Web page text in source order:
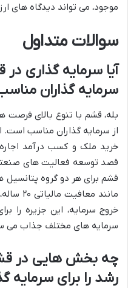
موجود، می تواند دیدگاه های
سوالات متداول
آیا سرمایه گذاری
سرمایه گذاران
بله، قشم با تنوع بالای فرصت
از سرمایه گذاران مناسب است.
خرید ملک و کسب درآمد
قصد توسعه فعالیت های
قشم برای هر دو گروه پتانسیل
خروج سرمایه، این جزیره را
سرمایه های مختلف جذاب می
چه بخش هایی در
رشد را برای سرمایه